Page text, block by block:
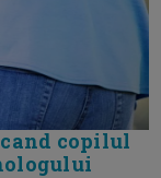
copilul